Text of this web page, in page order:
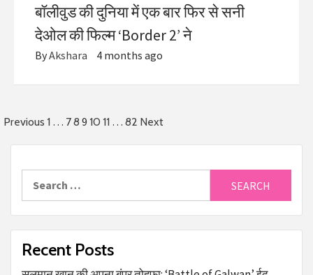
बॉलीवुड की दुनिया में एक बार फिर से सनी
देओल की फिल्म ‘Border 2’ ने
ByAkshara 4 months ago
Previous 1 … 78 9 10 11 … 82 Next
Recent Posts